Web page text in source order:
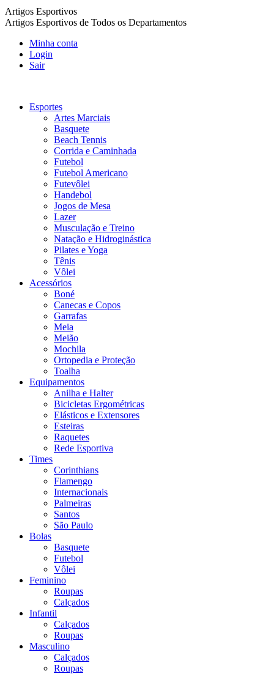
Artigos Esportivos
Artigos Esportivos de Todos os Departamentos
Minha conta
Login
Sair
Esportes
Artes Marciais
Basquete
Beach Tennis
Corrida e Caminhada
Futebol
Futebol Americano
Futevôlei
Handebol
Jogos de Mesa
Lazer
Musculação e Treino
Natação e Hidroginástica
Pilates e Yoga
Tênis
Vôlei
Acessórios
Boné
Canecas e Copos
Garrafas
Meia
Meião
Mochila
Ortopedia e Proteção
Toalha
Equipamentos
Anilha e Halter
Bicicletas Ergométricas
Elásticos e Extensores
Esteiras
Raquetes
Rede Esportiva
Times
Corinthians
Flamengo
Internacionais
Palmeiras
Santos
São Paulo
Bolas
Basquete
Futebol
Vôlei
Feminino
Roupas
Calçados
Infantil
Calçados
Roupas
Masculino
Calçados
Roupas